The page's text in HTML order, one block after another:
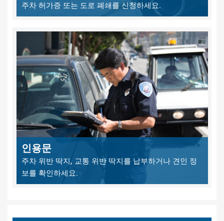
주차 허가증 또는 도로 폐쇄를 신청하세요.
인용문
주차 위반 딱지, 교통 위반 딱지를 납부하거나 견인 정
보를 확인하세요.